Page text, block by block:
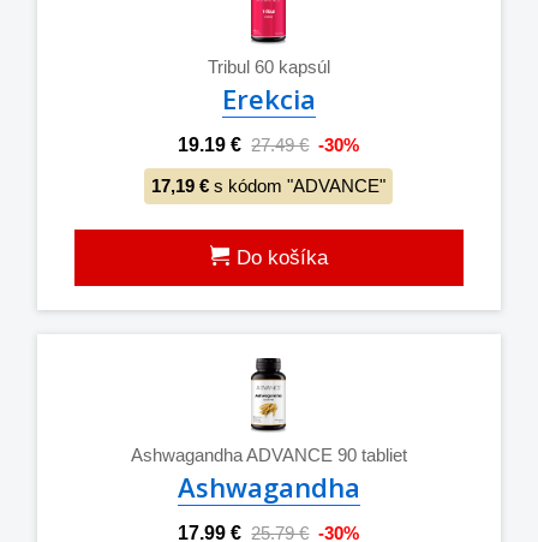
Tribul 60 kapsúl
Erekcia
19.19 € 27.49 € -30%
17,19 € s kódom "ADVANCE"
Do košíka
Ashwagandha ADVANCE 90 tabliet
Ashwagandha
17.99 € 25.79 € -30%